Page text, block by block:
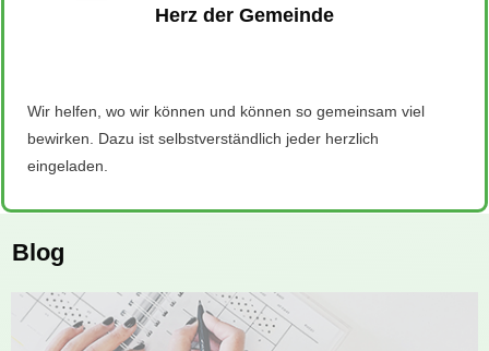
Herz der Gemeinde
Wir helfen, wo wir können und können so gemeinsam viel
bewirken. Dazu ist selbstverständlich jeder herzlich
eingeladen.
Blog